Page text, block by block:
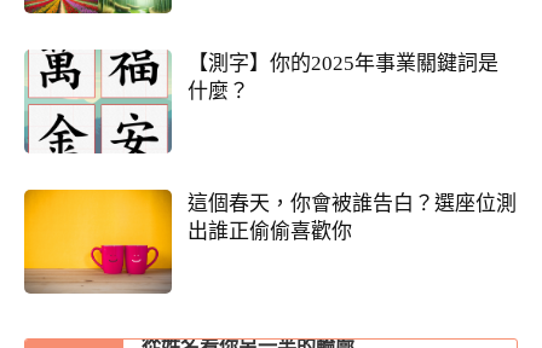
【測字】你的2025年事業關鍵詞是
什麼？
這個春天，你會被誰告白？選座位測
出誰正偷偷喜歡你
他的異性關係全解密